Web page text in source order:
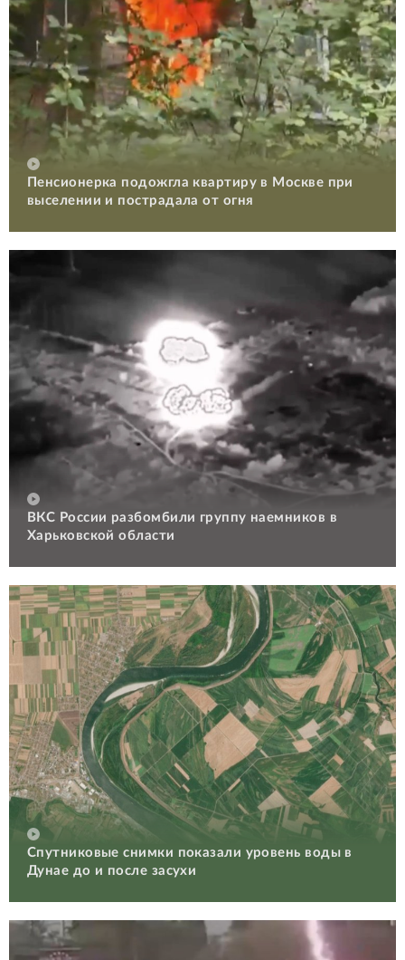
Пенсионерка подожгла квартиру в Москве при
выселении и пострадала от огня
ВКС России разбомбили группу наемников в
Харьковской области
Спутниковые снимки показали уровень воды в
Дунае до и после засухи